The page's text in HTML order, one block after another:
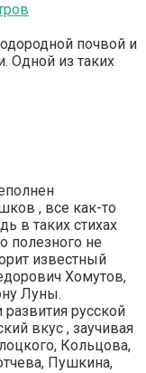
почвой и
Одной из таких
, все как-то
в таких стихах
полезного не
известный
Хомутов,
Луны.
русской
вкус , заучивая
Кольцова,
Пушкина,